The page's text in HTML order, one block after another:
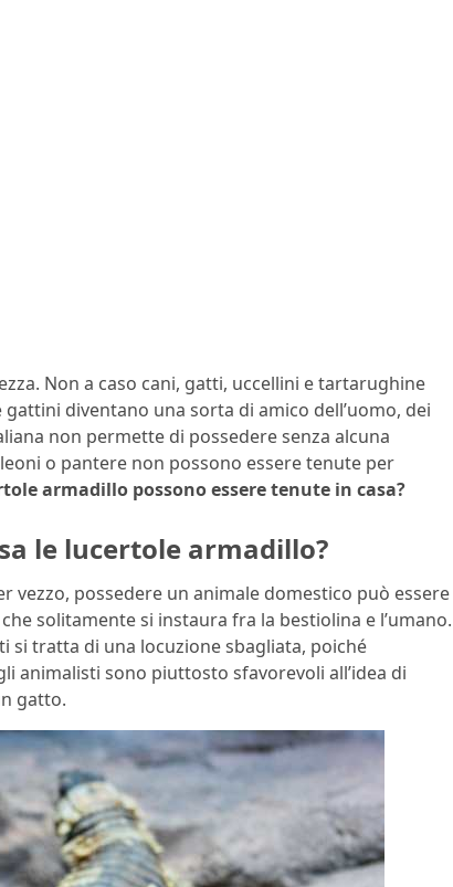
Non a caso cani, gatti, uccellini e tartarughine
diventano una sorta di amico dell’uomo, dei
non permette di possedere senza alcuna
o pantere non possono essere tenute per
armadillo possono essere tenute in casa?
le lucertole armadillo?
vezzo, possedere un animale domestico può essere
solitamente si instaura fra la bestiolina e l’umano.
si tratta di una locuzione sbagliata, poiché
animalisti sono piuttosto sfavorevoli all’idea di
gatto.